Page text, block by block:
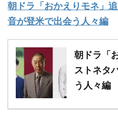
朝ドラ「おかえりモネ」
音が登米で出会う人々編
朝ドラ「
ストネタ
う人々編